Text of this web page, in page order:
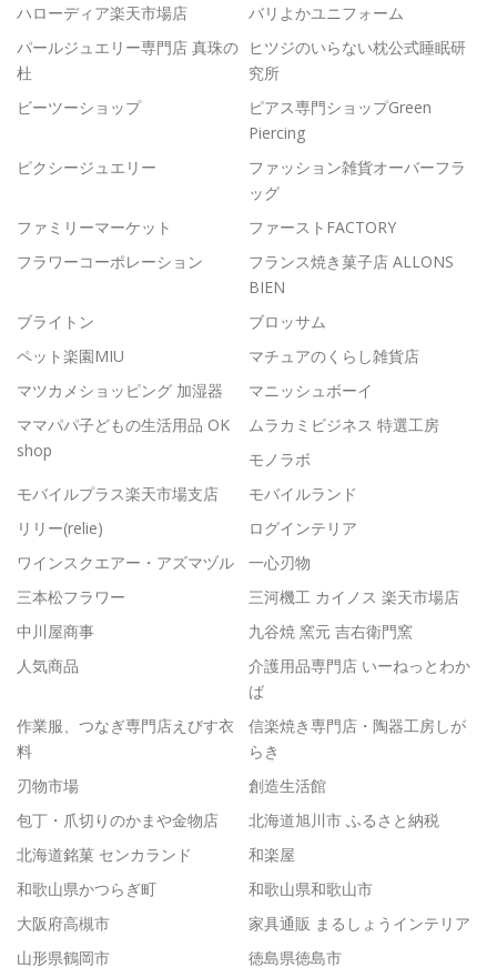
ハローディア楽天市場店
バリよかユニフォーム
パールジュエリー専門店 真珠の
杜
ヒツジのいらない枕公式睡眠研
究所
ビーツーショップ
ピアス専門ショップGreen
Piercing
ピクシージュエリー
ファッション雑貨オーバーフラ
ッグ
ファミリーマーケット
ファーストFACTORY
フラワーコーポレーション
フランス焼き菓子店 ALLONS
BIEN
ブライトン
ブロッサム
ペット楽園MIU
マチュアのくらし雑貨店
マツカメショッピング 加湿器
マニッシュボーイ
ママパパ子どもの生活用品 OK
shop
ムラカミビジネス 特選工房
モノラボ
モバイルプラス楽天市場支店
モバイルランド
リリー(relie)
ログインテリア
ワインスクエアー・アズマヅル
一心刃物
三本松フラワー
三河機工 カイノス 楽天市場店
中川屋商事
九谷焼 窯元 吉右衛門窯
人気商品
介護用品専門店 いーねっとわか
ば
作業服、つなぎ専門店えびす衣
料
信楽焼き専門店・陶器工房しが
らき
刃物市場
創造生活館
包丁・爪切りのかまや金物店
北海道旭川市 ふるさと納税
北海道銘菓 センカランド
和楽屋
和歌山県かつらぎ町
和歌山県和歌山市
大阪府高槻市
家具通販 まるしょうインテリア
山形県鶴岡市
徳島県徳島市